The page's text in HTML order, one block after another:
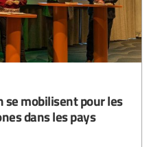
se mobilisent pour les
dans les pays